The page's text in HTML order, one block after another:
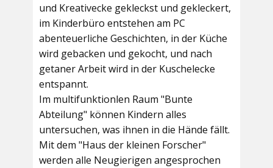
und Kreativecke gekleckst und gekleckert,
im Kinderbüro entstehen am PC
abenteuerliche Geschichten, in der Küche
wird gebacken und gekocht, und nach
getaner Arbeit wird in der Kuschelecke
entspannt.
Im multifunktionlen Raum "Bunte
Abteilung" können Kindern alles
untersuchen, was ihnen in die Hände fällt.
Mit dem "Haus der kleinen Forscher"
werden alle Neugierigen angesprochen